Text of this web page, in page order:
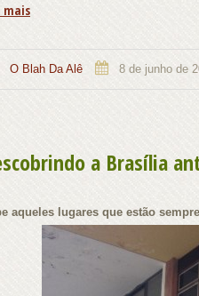
mais
O Blah Da Alê 8 de junho de
a Brasília
aqueles lugares que estão